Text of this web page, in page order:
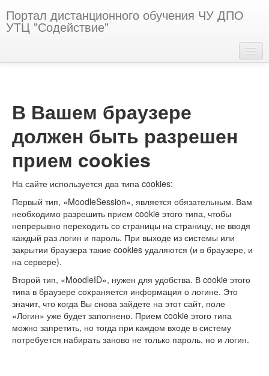
Портал дистанционного обучения ЧУ ДПО
УТЦ "Содействие"
В Вашем браузере
должен быть разрешен
прием cookies
На сайте используется два типа cookies:
Первый тип, «MoodleSession», является обязательным. Вам
необходимо разрешить прием cookie этого типа, чтобы
непрерывно переходить со страницы на страницу, не вводя
каждый раз логин и пароль. При выходе из системы или
закрытии браузера такие cookies удаляются (и в браузере, и
на сервере).
Второй тип, «MoodleID», нужен для удобства. В cookie этого
типа в браузере сохраняется информация о логине. Это
значит, что когда Вы снова зайдете на этот сайт, поле
«Логин» уже будет заполнено. Прием cookie этого типа
можно запретить, но тогда при каждом входе в систему
потребуется набирать заново не только пароль, но и логин.